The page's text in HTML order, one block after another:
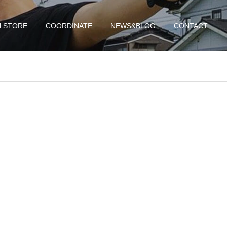
STORE COORDINATE NEWS&BLOG CONTACT